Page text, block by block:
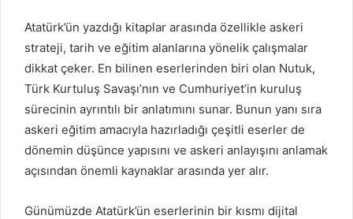
Atatürk’ün yazdığı kitaplar arasında özellikle askeri
strateji, tarih ve eğitim alanlarına yönelik çalışmalar
dikkat çeker. En bilinen eserlerinden biri olan Nutuk,
Türk Kurtuluş Savaşı’nın ve Cumhuriyet’in kuruluş
sürecinin ayrıntılı bir anlatımını sunar. Bunun yanı sıra
askeri eğitim amacıyla hazırladığı çeşitli eserler de
dönemin düşünce yapısını ve askeri anlayışını anlamak
açısından önemli kaynaklar arasında yer alır.
Günümüzde Atatürk’ün eserlerinin bir kısmı dijital